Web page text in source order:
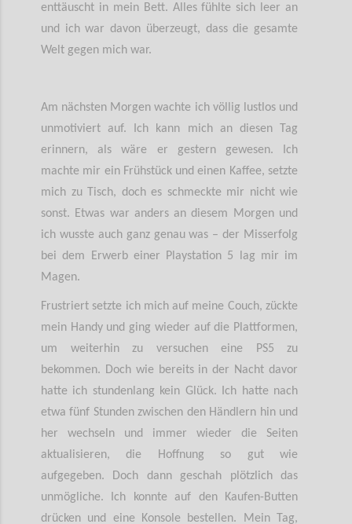
enttäuscht in mein Bett. Alles fühlte sich leer an
und ich war davon überzeugt, dass die gesamte
Welt gegen mich war.
Am nächsten Morgen wachte ich völlig lustlos und
unmotiviert auf. Ich kann mich an diesen Tag
erinnern, als wäre er gestern gewesen. Ich
machte mir ein Frühstück und einen Kaffee, setzte
mich zu Tisch, doch es schmeckte mir nicht wie
sonst. Etwas war anders an diesem Morgen und
ich wusste auch ganz genau was – der Misserfolg
bei dem Erwerb einer Playstation 5 lag mir im
Magen.
Frustriert setzte ich mich auf meine Couch, zückte
mein Handy und ging wieder auf die Plattformen,
um weiterhin zu versuchen eine PS5 zu
bekommen. Doch wie bereits in der Nacht davor
hatte ich stundenlang kein Glück. Ich hatte nach
etwa fünf Stunden zwischen den Händlern hin und
her wechseln und immer wieder die Seiten
aktualisieren, die Hoffnung so gut wie
aufgegeben. Doch dann geschah plötzlich das
unmögliche. Ich konnte auf den Kaufen-Butten
drücken und eine Konsole bestellen. Mein Tag,